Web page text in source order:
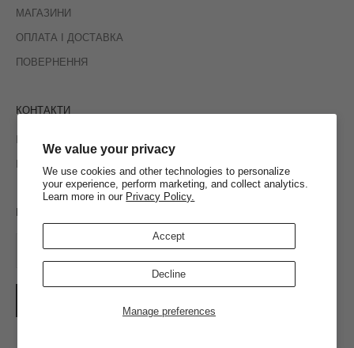
We value your privacy
We use cookies and other technologies to personalize
your experience, perform marketing, and collect analytics.
Learn more in our Privacy Policy.
Manage preferences
Accept
Decline
МАГАЗИНИ
ОПЛАТА І ДОСТАВКА
ПОВЕРНЕННЯ
КОНТАКТИ
ПОШТА